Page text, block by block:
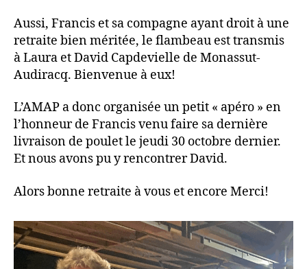
Aussi, Francis et sa compagne ayant droit à une
retraite bien méritée, le flambeau est transmis
à Laura et David Capdevielle de Monassut-
Audiracq. Bienvenue à eux!
L’AMAP a donc organisée un petit « apéro » en
l’honneur de Francis venu faire sa dernière
livraison de poulet le jeudi 30 octobre dernier.
Et nous avons pu y rencontrer David.
Alors bonne retraite à vous et encore Merci!